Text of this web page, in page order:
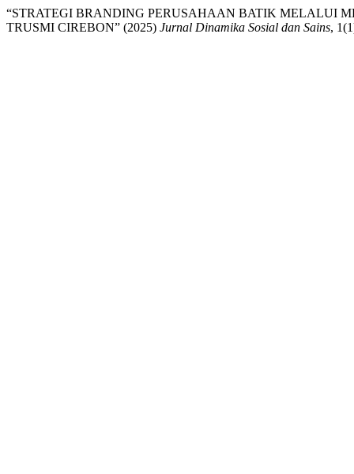
“STRATEGI BRANDING PERUSAHAAN BATIK MELALUI
TRUSMI CIREBON” (2025) Jurnal Dinamika Sosial dan Sains,